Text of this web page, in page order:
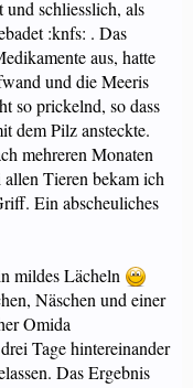
schliesslich, als
:knfs: . Das
aus, hatte
und die Meeris
so prickelnd, so dass
dem Pilz ansteckte.
mehreren Monaten
Tieren bekam ich
Ein abscheuliches
mildes Lächeln
Näschen und einer
Omida
Tage hintereinander
Das Ergebnis